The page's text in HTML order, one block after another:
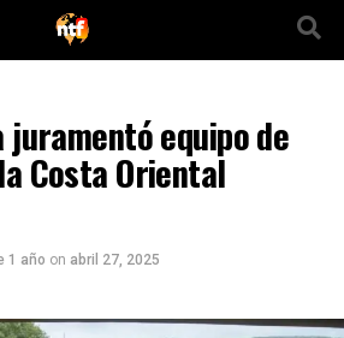
juramentó equipo de
Costa Oriental
1 año on abril 27, 2025